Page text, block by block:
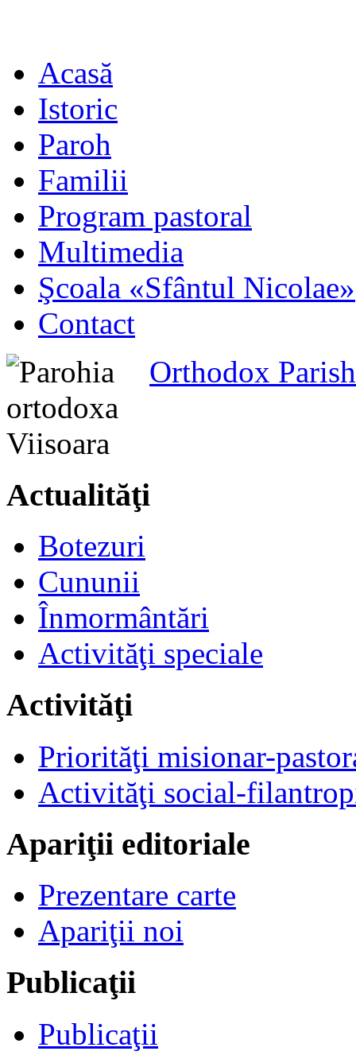
Acasă
Istoric
Paroh
Familii
Program pastoral
Multimedia
Şcoala «Sfântul Nicolae»
Contact
Orthodox
Actualităţi
Botezuri
Cununii
Înmormântări
Activităţi speciale
Activităţi
Priorităţi misionar-
Activităţi social-
Apariţii editoriale
Prezentare carte
Apariţii noi
Publicaţii
Publicaţii